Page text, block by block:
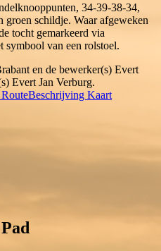
34-39-38-34,
groen schildje. Waar afgeweken
tocht gemarkeerd via
symbool van een rolstoel.
en de bewerker(s) Evert
Evert Jan Verburg.
RouteBeschrijving Kaart